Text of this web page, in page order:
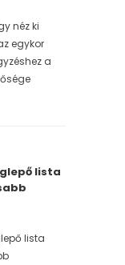
néz ki
egykor
a
lista
lista